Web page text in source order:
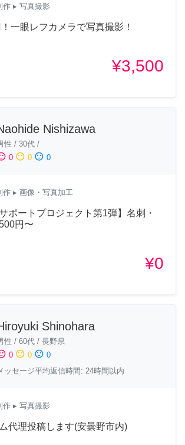
作 ▸ 写真撮影
一眼レフカメラで写真撮影！
¥3,500
Nishizawa
性 / 30代 /
0 sentiment_neutral 0 sentiment_dissatisfied 0
作 ▸ 画像・写真加工
ポートプロジェクト第1弾】名刺・
円〜
¥0
Shinohara
性 / 60代 / 長野県
0 sentiment_neutral 0 sentiment_dissatisfied 0
ッセージ平均返信時間: 24時間以内
作 ▸ 写真撮影
代理投稿します(安曇野市内)